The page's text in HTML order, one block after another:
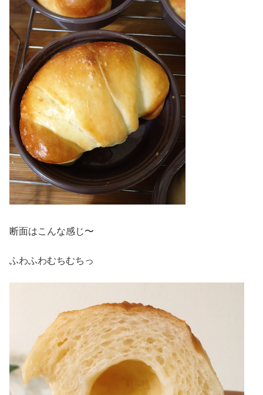
断面はこんな感じ〜
ふわふわむちむちっ